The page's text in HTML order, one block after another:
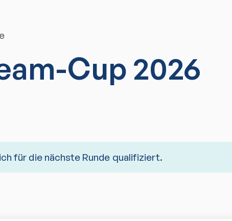
Cup 2026
für die nächste Runde qualifiziert.